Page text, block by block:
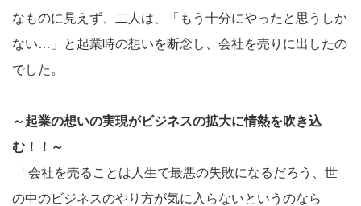
なものに見えず、二人は、「もう十分にやったと思うしか
ない…」と起業時の想いを断念し、会社を売りに出したの
でした。
～起業の想いの実現がビジネスの拡大に情熱を吹き込
む！！～
「会社を売ることは人生で最悪の失敗になるだろう、世
の中のビジネスのやり方が気に入らないというのなら